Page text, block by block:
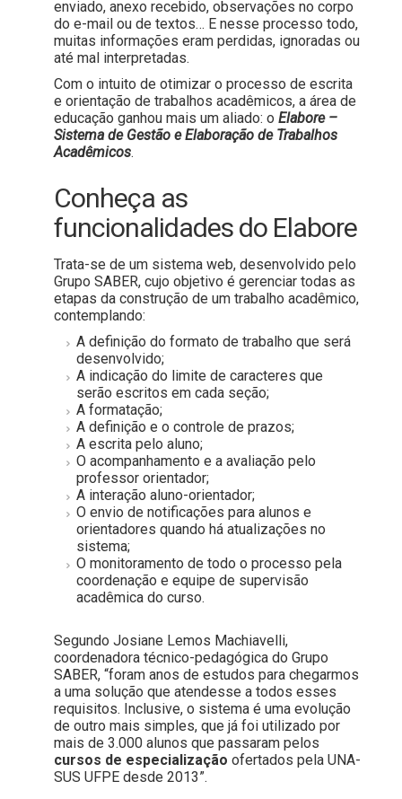
enviado, anexo recebido, observações no corpo
do e-mail ou de textos… E nesse processo todo,
muitas informações eram perdidas, ignoradas ou
até mal interpretadas.
Com o intuito de otimizar o processo de escrita
e orientação de trabalhos acadêmicos, a área de
educação ganhou mais um aliado: o Elabore –
Sistema de Gestão e Elaboração de Trabalhos
Acadêmicos.
Conheça as
funcionalidades do Elabore
Trata-se de um sistema web, desenvolvido pelo
Grupo SABER, cujo objetivo é gerenciar todas as
etapas da construção de um trabalho acadêmico,
contemplando:
A definição do formato de trabalho que será
desenvolvido;
A indicação do limite de caracteres que
serão escritos em cada seção;
A formatação;
A definição e o controle de prazos;
A escrita pelo aluno;
O acompanhamento e a avaliação pelo
professor orientador;
A interação aluno-orientador;
O envio de notificações para alunos e
orientadores quando há atualizações no
sistema;
O monitoramento de todo o processo pela
coordenação e equipe de supervisão
acadêmica do curso.
Segundo Josiane Lemos Machiavelli,
coordenadora técnico-pedagógica do Grupo
SABER, “foram anos de estudos para chegarmos
a uma solução que atendesse a todos esses
requisitos. Inclusive, o sistema é uma evolução
de outro mais simples, que já foi utilizado por
mais de 3.000 alunos que passaram pelos
cursos de especialização ofertados pela UNA-
SUS UFPE desde 2013”.